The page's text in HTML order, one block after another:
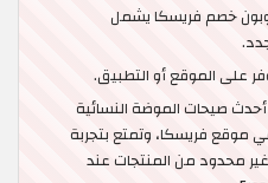
خصم فريسكا يشمل
5% على أحدث صيحات الموضة النسائية
موقع فريسكا، وتمتع بتجربة
محدود من المنتجات عند